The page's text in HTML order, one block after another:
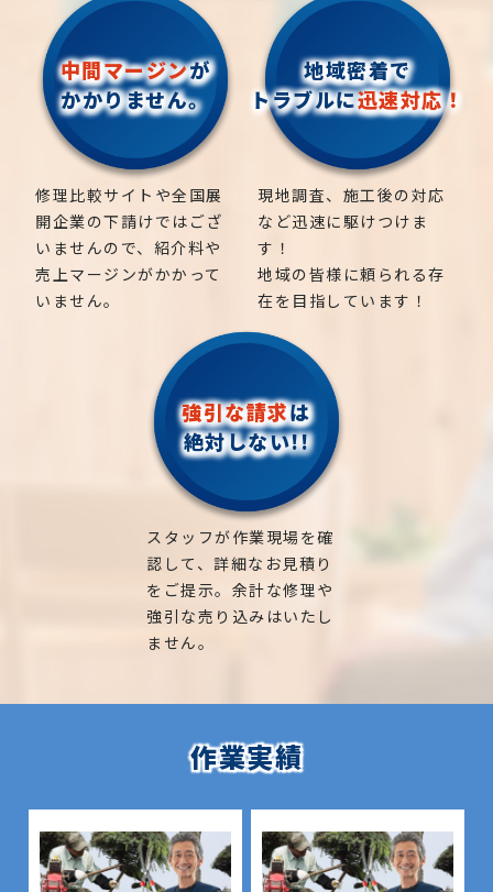
中間マージンが
かかりません。
修理比較サイトや全国展
開企業の下請けではござ
いませんので、紹介料や
売上マージンがかかって
いません。
地域密着で
トラブルに迅速対応！
現地調査、施工後の対応
など迅速に駆けつけま
す！
地域の皆様に頼られる存
在を目指しています！
強引な請求は
絶対しない!!
スタッフが作業現場を確
認して、詳細なお見積り
をご提示。余計な修理や
強引な売り込みはいたし
ません。
作業実績